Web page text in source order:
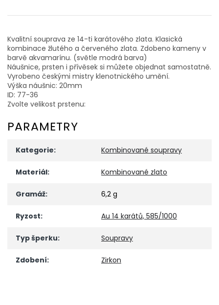
Kvalitní souprava ze 14-ti karátového zlata. Klasická
kombinace žlutého a červeného zlata. Zdobeno kameny v
barvě akvamarínu. (světle modrá barva)
Náušnice, prsten i přívěsek si můžete objednat samostatně.
Vyrobeno českými mistry klenotnického umění.
Výška náušnic: 20mm
ID: 77-36
Zvolte velikost prstenu:
PARAMETRY
Kategorie: Kombinované soupravy
Materiál: Kombinované zlato
Gramáž: 6,2 g
Ryzost: Au 14 karátů, 585/1000
Typ šperku: Soupravy
Zdobení: Zirkon